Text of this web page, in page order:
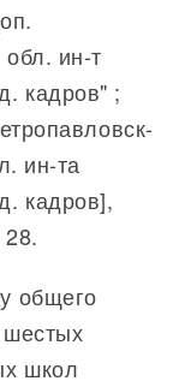
ин-т
кадров" ;
ин-та
кадров],
общего
шестых
школ